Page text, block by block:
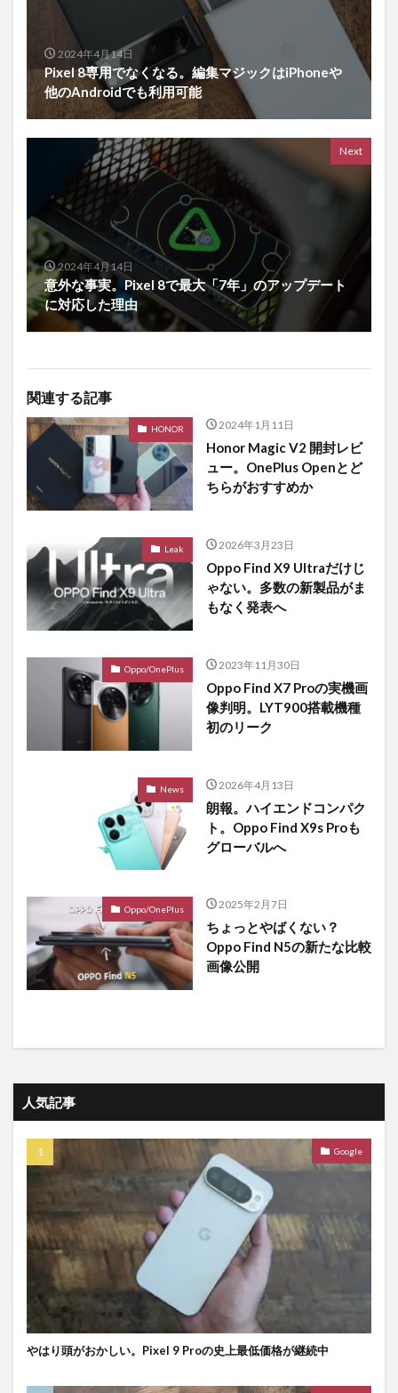
2024年4月14日
Pixel 8専用でなくなる。編集マジックはiPhoneや
他のAndroidでも利用可能
Next
2024年4月14日
意外な事実。Pixel 8で最大「7年」のアップデート
に対応した理由
関連する記事
HONOR 2024年1月11日
Honor Magic V2 開封レビ
ュー。OnePlus Openとど
ちらがおすすめか
Leak 2026年3月23日
Oppo Find X9 Ultraだけじ
ゃない。多数の新製品がま
もなく発表へ
Oppo/OnePlus 2023年11月30日
Oppo Find X7 Proの実機画
像判明。LYT900搭載機種
初のリーク
News 2026年4月13日
朗報。ハイエンドコンパク
ト。Oppo Find X9s Proも
グローバルへ
Oppo/OnePlus 2025年2月7日
ちょっとやばくない？
Oppo Find N5の新たな比較
画像公開
人気記事
Google
やはり頭がおかしい。Pixel 9 Proの史上最低価格が継続中